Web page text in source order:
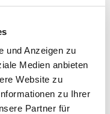
und Anzeigen zu
Medien anbieten
Website zu
zu Ihrer
Partner für